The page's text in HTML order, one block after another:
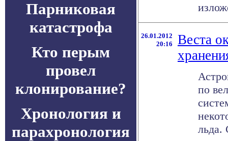
Парниковая
катастрофа
Кто перым
провел
клонирование?
Хронология и
парахронология
26.01.2012
20:16
Веста
по
льда.